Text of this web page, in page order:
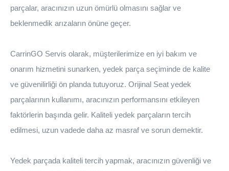
parçalar, aracınızın uzun ömürlü olmasını sağlar ve
beklenmedik arızaların önüne geçer.
CarrinGO Servis olarak, müşterilerimize en iyi bakım ve
onarım hizmetini sunarken, yedek parça seçiminde de kalite
ve güvenilirliği ön planda tutuyoruz. Orijinal Seat yedek
parçalarının kullanımı, aracınızın performansını etkileyen
faktörlerin başında gelir. Kaliteli yedek parçaların tercih
edilmesi, uzun vadede daha az masraf ve sorun demektir.
Yedek parçada kaliteli tercih yapmak, aracınızın güvenliği ve